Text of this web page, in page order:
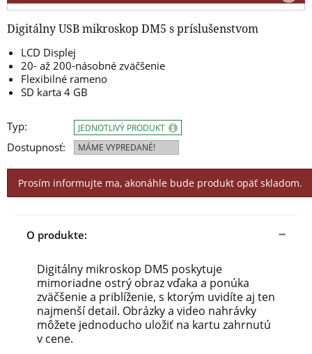
Digitálny USB mikroskop DM5 s príslušenstvom
LCD Displej
20- až 200-násobné zväčšenie
Flexibilné rameno
SD karta 4 GB
Typ:
Dostupnosť:
JEDNOTLIVÝ PRODUKT
MÁME VYPREDANÉ!
Prosím informujte ma, akonáhle bude produkt opäť skladom.
O produkte:
Digitálny mikroskop DM5 poskytuje
mimoriadne ostrý obraz vďaka a ponúka
zväčšenie a priblíženie, s ktorým uvidíte aj ten
najmenší detail. Obrázky a video nahrávky
môžete jednoducho uložiť na kartu zahrnutú
v cene.